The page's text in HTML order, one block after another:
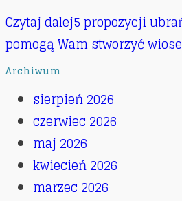
Czytaj dalej5 propozycji
pomogą Wam stworzyć
Archiwum
sierpień 2026
czerwiec 2026
maj 2026
kwiecień 2026
marzec 2026